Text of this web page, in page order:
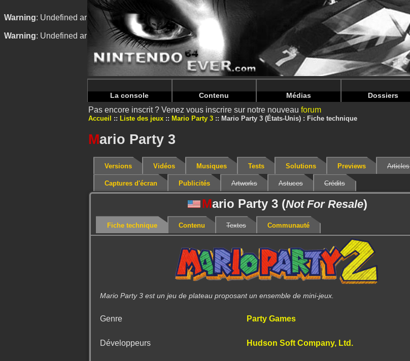
Warning: Undefined array key "HTTP_REFERER" in/home/nintendoju/www/Jeu-V2.phpon line 68
Warning: Undefined array key "HTTP_REFERER" in/home/nintendoju/www/Jeu-V2.phpon line72
La console Contenu Médias Dossiers
Pas encore inscrit ? Venez vous inscrire sur notre nouveau forum
Accueil Liste des jeux Mario Party 3 Mario Party 3 (États-Unis) : Fiche technique
Mario Party 3
Versions Vidéos Musiques Tests Solutions Previews Articles
Captures d'écran Publicités Artworks Astuces Crédits
Mario Party 3 (Not For Resale)
Fiche technique Contenu Textes Communauté
Mario Party 3 est un jeu de plateau proposant un ensemble de mini-jeux.
Genre Party Games
Développeurs Hudson Soft Company, Ltd.